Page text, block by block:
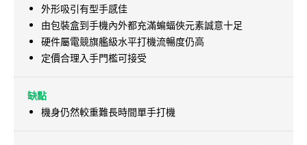
外形吸引有型手感佳
由包裝盒到手機內外都充滿蝙蝠俠元素誠意十足
硬件屬電競旗艦級水平打機流暢度仍高
定價合理入手門檻可接受
缺點
機身仍然較重難長時間單手打機